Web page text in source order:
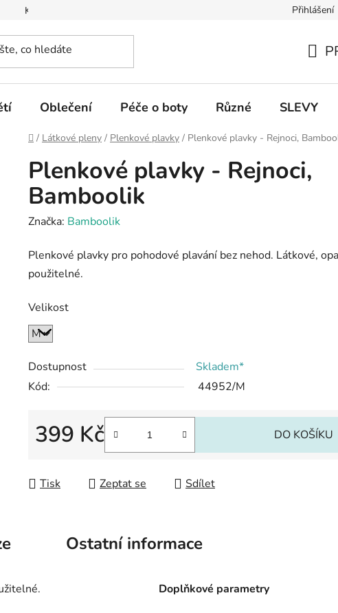
Kontakty na prodejny Informace k on-line
Přihlášení
KOŠÍK
Oblečení Péče o boty Různé SLEVY
Domů
/ Látkové pleny / Plenkové plavky / Plenkové plavky - Rejnoci,
Plenkové plavky - Rejnoci,
Bamboolik
Značka: Bamboolik
Plenkové plavky pro pohodové plavání bez nehod. Látkové,
použitelné.
Velikost
Dostupnost
Skladem*
Kód:
44952/M
399 Kč DO KOŠÍKU
Tisk Zeptat se Sdílet
Ostatní informace
Doplňkové parametry